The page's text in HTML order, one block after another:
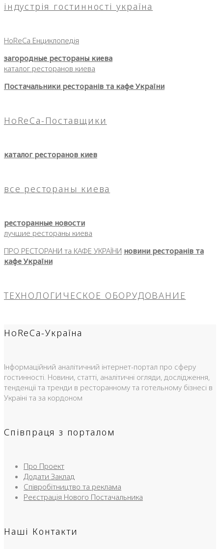
індустрія гостинності україна
HoReCa Енциклопедія
загородные рестораны киева
каталог ресторанов киева
Постачальники ресторанів та кафе України
HoReCa-Поставщики
каталог ресторанов киев
все рестораны киева
ресторанные новости
лучшие рестораны киева
ПРО РЕСТОРАНИ та КАФЕ УКРАЇНИ новини ресторанів та
кафе України
ТЕХНОЛОГИЧЕСКОЕ ОБОРУДОВАНИЕ
HoReCa-Україна
Інформаційний аналітичний інтернет-портал про сферу
гостинності. Новини, статті, аналітичні огляди, дослідження,
тенденції та тренди в ресторанному та готельному бізнесі в
Україні та за кордоном
Співпраця з порталом
Про Проект
Додати Заклад
Співробітництво та реклама
Реєстрація Нового Постачальника
Наші Контакти